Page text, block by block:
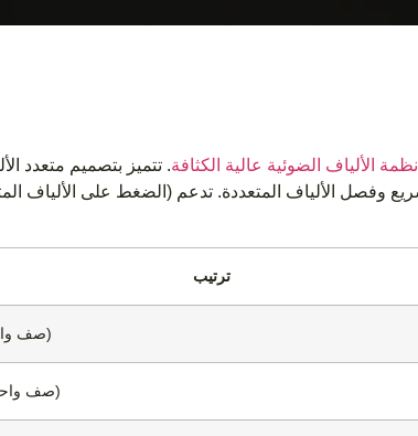
أنظمة الألياف الضوئية عالية الكثافة. تتميز بتصميم متعدد
ترتيب
1 × 8 (صف واحد)
1 × 12 (صف واحد)